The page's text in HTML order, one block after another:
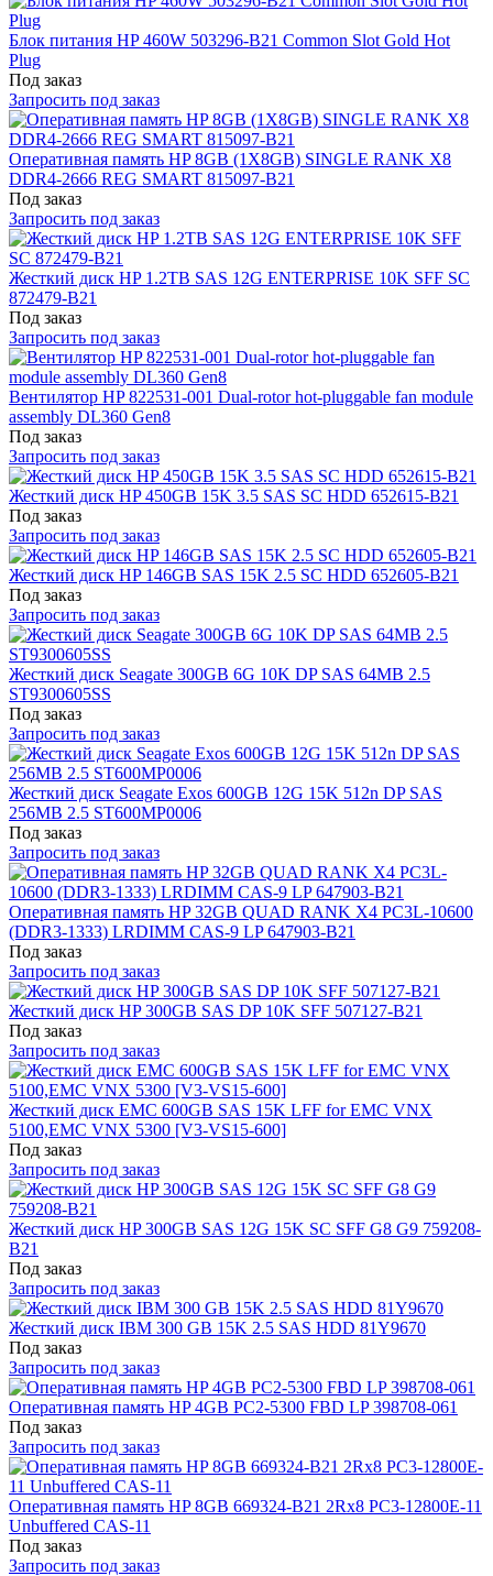
Блок питания HP 460W 503296-B21 Common Slot Gold Hot
Plug
Под заказ
Запросить под заказ
Оперативная память HP 8GB (1X8GB) SINGLE RANK X8
DDR4-2666 REG SMART 815097-B21
Под заказ
Запросить под заказ
Жесткий диск HP 1.2TB SAS 12G ENTERPRISE 10K SFF SC
872479-B21
Под заказ
Запросить под заказ
Вентилятор HP 822531-001 Dual-rotor hot-pluggable fan module
assembly DL360 Gen8
Под заказ
Запросить под заказ
Жесткий диск HP 450GB 15K 3.5 SAS SC HDD 652615-B21
Под заказ
Запросить под заказ
Жесткий диск HP 146GB SAS 15K 2.5 SC HDD 652605-B21
Под заказ
Запросить под заказ
Жесткий диск Seagate 300GB 6G 10K DP SAS 64MB 2.5
ST9300605SS
Под заказ
Запросить под заказ
Жесткий диск Seagate Exos 600GB 12G 15K 512n DP SAS
256MB 2.5 ST600MP0006
Под заказ
Запросить под заказ
Оперативная память HP 32GB QUAD RANK X4 PC3L-10600
(DDR3-1333) LRDIMM CAS-9 LP 647903-B21
Под заказ
Запросить под заказ
Жесткий диск HP 300GB SAS DP 10K SFF 507127-B21
Под заказ
Запросить под заказ
Жесткий диск EMC 600GB SAS 15K LFF for EMC VNX
5100,EMC VNX 5300 [V3-VS15-600]
Под заказ
Запросить под заказ
Жесткий диск HP 300GB SAS 12G 15K SC SFF G8 G9 759208-
B21
Под заказ
Запросить под заказ
Жесткий диск IBM 300 GB 15K 2.5 SAS HDD 81Y9670
Под заказ
Запросить под заказ
Оперативная память HP 4GB PC2-5300 FBD LP 398708-061
Под заказ
Запросить под заказ
Оперативная память HP 8GB 669324-B21 2Rx8 PC3-12800E-11
Unbuffered CAS-11
Под заказ
Запросить под заказ